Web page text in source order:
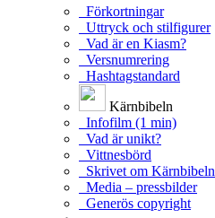
Förkortningar
Uttryck och stilfigurer
Vad är en Kiasm?
Versnumrering
Hashtagstandard
Kärnbibeln
Infofilm (1 min)
Vad är unikt?
Vittnesbörd
Skrivet om Kärnbibeln
Media – pressbilder
Generös copyright